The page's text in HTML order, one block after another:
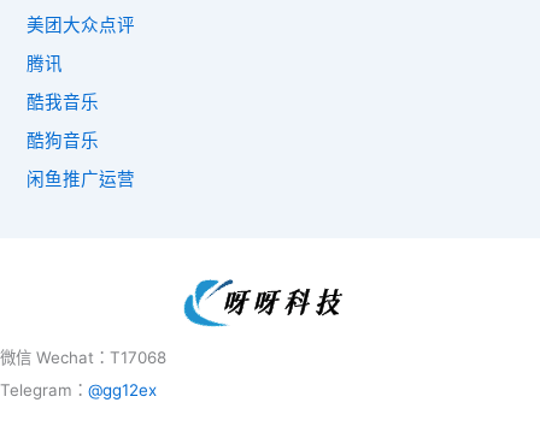
美团大众点评
腾讯
酷我音乐
酷狗音乐
闲鱼推广运营
微信 Wechat：T17068
Telegram： @gg12ex